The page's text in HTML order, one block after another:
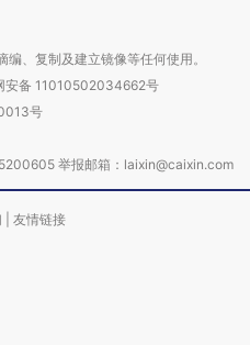
、复制及建立镜像等任何使用。
安备 11010502034662号
号
举报邮箱：laixin@caixin.com
友情链接